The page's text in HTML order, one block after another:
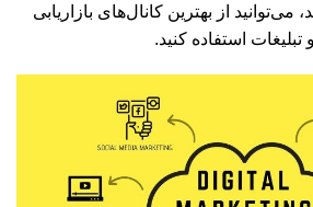
از بهترین کانال‌های بازاریابی
تبلیغات استفاده کنید.